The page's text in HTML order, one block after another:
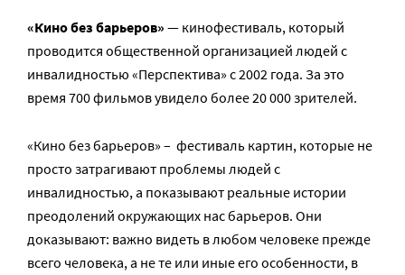
«Кино без барьеров» — кинофестиваль, который
проводится общественной организацией людей с
инвалидностью «Перспектива» с 2002 года. За это
время 700 фильмов увидело более 20 000 зрителей.
«Кино без барьеров» – фестиваль картин, которые не
просто затрагивают проблемы людей с
инвалидностью, а показывают реальные истории
преодолений окружающих нас барьеров. Они
доказывают: важно видеть в любом человеке прежде
всего человека, а не те или иные его особенности, в